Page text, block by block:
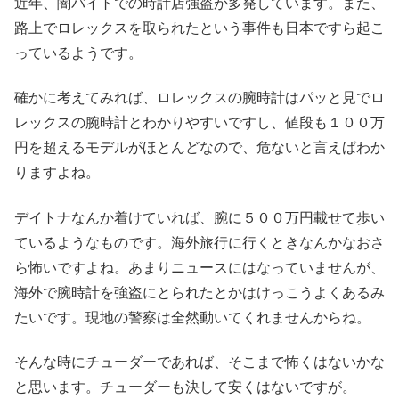
近年、闇バイトでの時計店強盗が多発しています。また、
路上でロレックスを取られたという事件も日本ですら起こ
っているようです。
確かに考えてみれば、ロレックスの腕時計はパッと見でロ
レックスの腕時計とわかりやすいですし、値段も１００万
円を超えるモデルがほとんどなので、危ないと言えばわか
りますよね。
デイトナなんか着けていれば、腕に５００万円載せて歩い
ているようなものです。海外旅行に行くときなんかなおさ
ら怖いですよね。あまりニュースにはなっていませんが、
海外で腕時計を強盗にとられたとかはけっこうよくあるみ
たいです。現地の警察は全然動いてくれませんからね。
そんな時にチューダーであれば、そこまで怖くはないかな
と思います。チューダーも決して安くはないですが。